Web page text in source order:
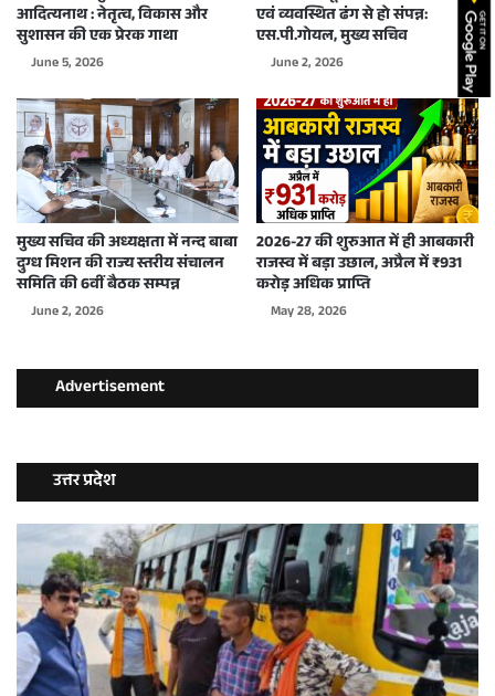
आदित्यनाथ : नेतृत्व, विकास और
सुशासन की एक प्रेरक गाथा
June 5, 2026
एवं व्यवस्थित ढंग से हो संपन्न:
एस.पी.गोयल, मुख्य सचिव
June 2, 2026
मुख्य सचिव की अध्यक्षता में नन्द बाबा
दुग्ध मिशन की राज्य स्तरीय संचालन
समिति की 6वीं बैठक सम्पन्न
June 2, 2026
2026-27 की शुरुआत में ही आबकारी
राजस्व में बड़ा उछाल, अप्रैल में ₹931
करोड़ अधिक प्राप्ति
May 28, 2026
Advertisement
उत्तर प्रदेश